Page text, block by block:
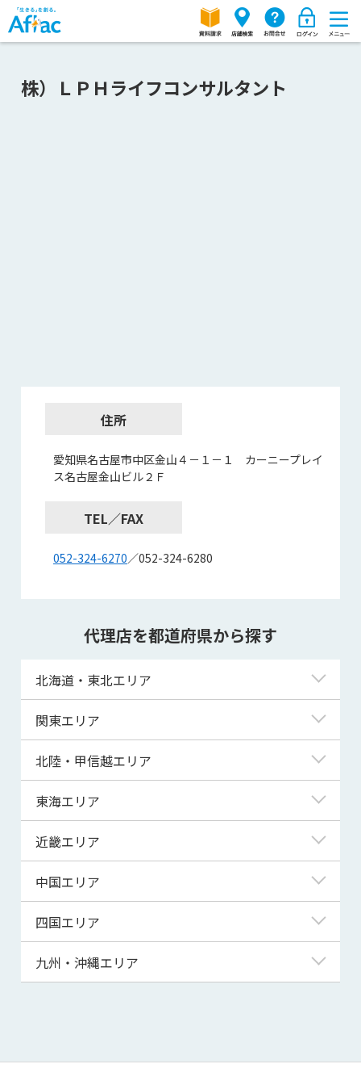
株）ＬＰＨライフコンサルタント
住所
愛知県名古屋市中区金山４－１－１ カーニープレイ
ス名古屋金山ビル２Ｆ
TEL／FAX
052-324-6270／052-324-6280
代理店を都道府県から探す
北海道・東北エリア
北海道
青森県
宮城県
秋田県
山形県
関東エリア
東京都
神奈川県
埼玉県
千葉県
茨城県
群馬県
北陸・甲信越エリア
新潟県
富山県
福井県
山梨県
長野県
東海エリア
岐阜県
静岡県
三重県
近畿エリア
滋賀県
京都府
大阪府
兵庫県
和歌山県
中国エリア
鳥取県
島根県
山口県
四国エリア
徳島県
高知県
九州・沖縄エリア